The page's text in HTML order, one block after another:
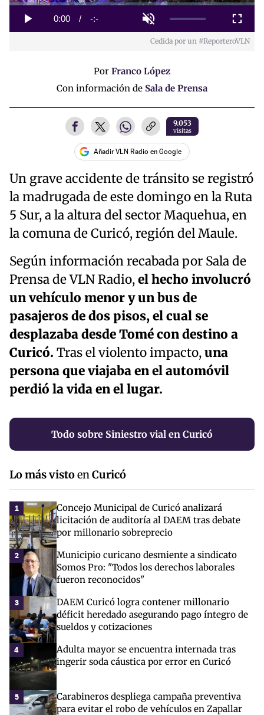
Play Unmute
Current
0:00 / Duration
-:-
Loaded:
Fullscreen
Cedida por un #ReporteroVLN
Por Franco López
Con información de Sala de Prensa
9.053
visitas
Añadir VLN Radio en Google
Un grave accidente de tránsito se registró
la madrugada de este domingo en la Ruta
5 Sur, a la altura del sector Maquehua, en
la comuna de Curicó, región del Maule.
Según información recabada por Sala de
Prensa de VLN Radio,el hecho involucró
un vehículo menor y un bus de
pasajeros de dos pisos, el cual se
desplazaba desde Tomé con destino a
Curicó. Tras el violento impacto,una
persona que viajaba en el automóvil
perdió la vida en el lugar.
Todo sobre Siniestro vial en Curicó
Lo más vistoenCuricó
1
Concejo Municipal de Curicó analizará
licitación de auditoría al DAEM tras debate
por millonario sobreprecio
2
Municipio curicano desmiente a sindicato
Somos Pro: "Todos los derechos laborales
fueron reconocidos"
3
DAEM Curicó logra contener millonario
déficit heredado asegurando pago íntegro de
sueldos y cotizaciones
4
Adulta mayor se encuentra internada tras
ingerir soda cáustica por error en Curicó
5
Carabineros despliega campaña preventiva
para evitar el robo de vehículos en Zapallar